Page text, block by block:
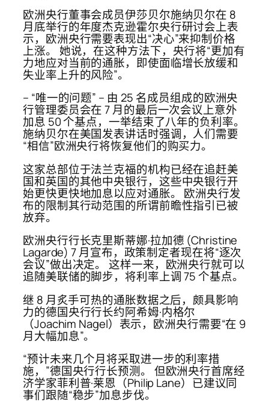
欧洲央行董事会成员伊莎贝尔施纳贝尔在 8
月底举行的年度杰克逊霍尔央行研讨会上表
示，欧洲央行需要表现出“决心”来抑制价格
上涨。 她说，在这种方法下，央行将“更加有
力地应对当前的通胀，即使面临增长放缓和
失业率上升的风险”。
– “唯一的问题” – 由 25 名成员组成的欧洲央
行管理委员会在 7 月的最后一次会议上意外
加息 50 个基点，一举结束了八年的负利率。
施纳贝尔在美国发表讲话时强调，人们需要
“相信”欧洲央行将恢复他们的购买力。
这家总部位于法兰克福的机构已经在追赶美
国和英国的其他中央银行，这些中央银行开
始更快更快地加息以应对通胀。 欧洲央行发
布的限制其行动范围的所谓前瞻性指引已被
放弃。
欧洲央行行长克里斯蒂娜·拉加德 (Christine
Lagarde) 7 月宣布，政策制定者现在将“逐次
会议”做出决定。 这样一来，欧洲央行就可以
追随美联储的脚步，将利率上调 75 个基点。
继 8 月炙手可热的通胀数据之后，颇具影响
力的德国央行行长约阿希姆·内格尔
（Joachim Nagel）表示，欧洲央行需要“在 9
月大幅加息”。
“预计未来几个月将采取进一步的利率措
施，”德国央行行长预测。 但欧洲央行首席经
济学家菲利普·莱恩（Philip Lane）已建议同
事们跟随“稳步”加息步伐。